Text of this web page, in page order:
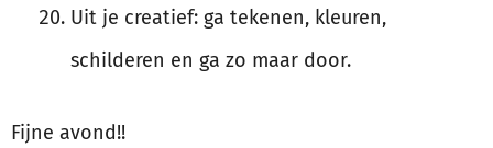
Uit je creatief: ga tekenen, kleuren,
schilderen en ga zo maar door.
Fijne avond!!